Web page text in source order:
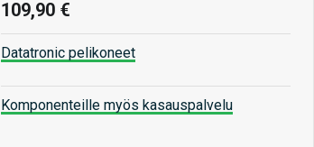
109,90 €
Datatronic pelikoneet
Komponenteille myös kasauspalvelu